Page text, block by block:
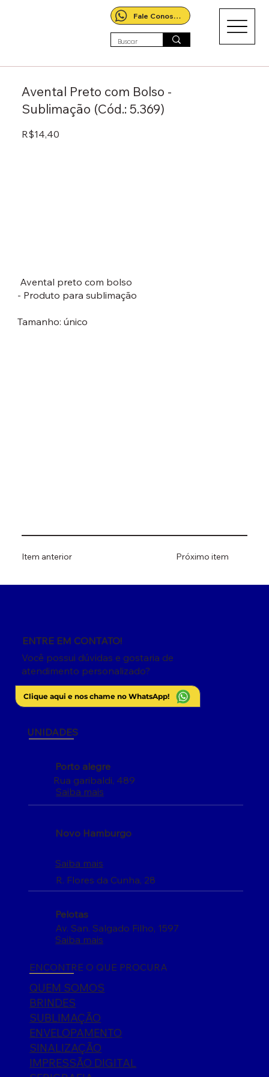
Fale Conosco!
Avental Preto com Bolso -
Sublimação (Cód.: 5.369)
R$14,40
Próximo item
Item anterior
Avental preto com bolso
- Produto para sublimação
Tamanho: único
Você possui dúvidas e gostaria de
atendimento personalizado?
ENTRE EM CONTATO!
Clique aqui e nos chame no WhatsApp!
UNIDADES
Porto alegre
Saiba mais
Rua garibaldi, 489
Novo Hamburgo
R. Flores da Cunha, 28
Saiba mais
Pelotas
Av. San. Salgado Filho, 1597
Saiba mais
ENCONTRE O QUE PROCURA
QUEM SOMOS
BRINDES
SUBLIMAÇÃO
ENVELOPAMENTO
SINALIZAÇÃO
IMPRESSÃO DIGITAL